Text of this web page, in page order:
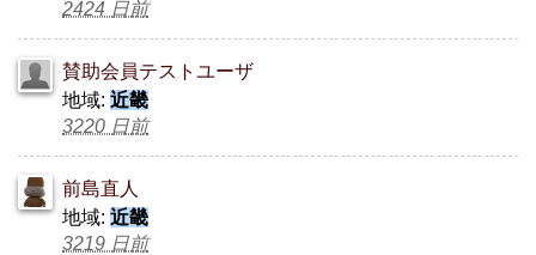
2424 日前
賛助会員テストユーザ
地域: 近畿
3220 日前
前島直人
地域: 近畿
3219 日前